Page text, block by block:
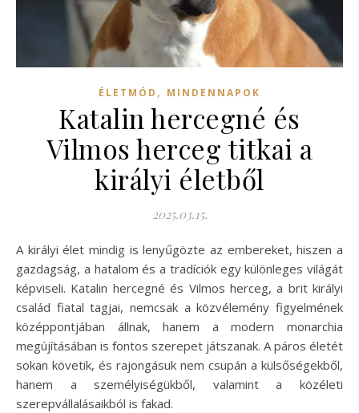
ÉLETMÓD , MINDENNAPOK
Katalin hercegné és
Vilmos herceg titkai a
királyi életből
2025.03.15.
A királyi élet mindig is lenyűgözte az embereket, hiszen a
gazdagság, a hatalom és a tradíciók egy különleges világát
képviseli. Katalin hercegné és Vilmos herceg, a brit királyi
család fiatal tagjai, nemcsak a közvélemény figyelmének
középpontjában állnak, hanem a modern monarchia
megújításában is fontos szerepet játszanak. A páros életét
sokan követik, és rajongásuk nem csupán a külsőségekből,
hanem a személyiségükből, valamint a közéleti
szerepvállalásaikból is fakad.